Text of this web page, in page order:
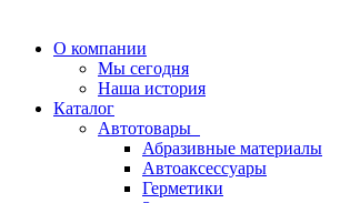
О компании
Мы сегодня
Наша история
Каталог
Автотовары
Абразивные материалы
Автоаксессуары
Герметики